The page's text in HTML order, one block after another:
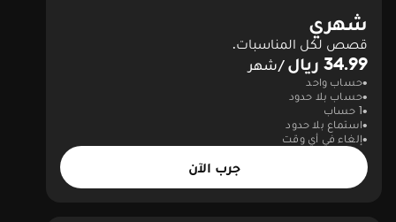
شهري
قصص لكل المناسبات.
34.99 ريال /شهر
حساب واحد
حساب بلا حدود
1 حساب
استماع بلا حدود
إلغاء في أي وقت
جرب الآن